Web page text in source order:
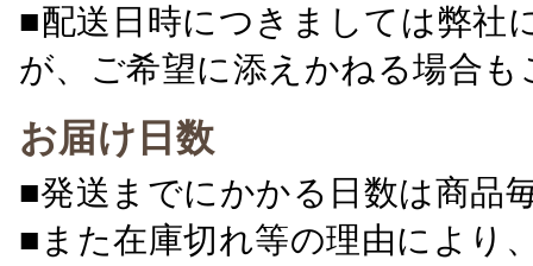
■配送日時につきましては弊社
が、ご希望に添えかねる場合
お届け日数
■発送までにかかる日数は商品
■また在庫切れ等の理由により